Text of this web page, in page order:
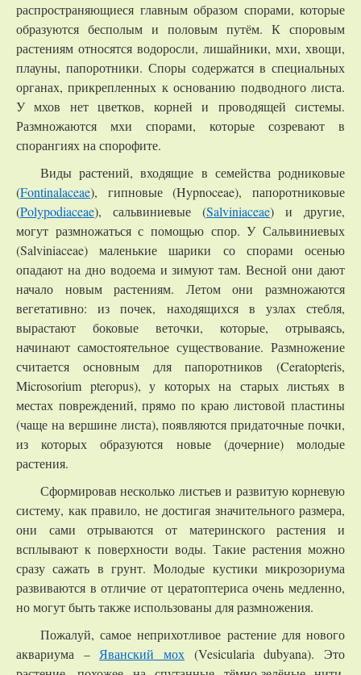
распространяющиеся главным образом спорами, которые
образуются бесполым и половым путём. К споровым
растениям относятся водоросли, лишайники, мхи, хвощи,
плауны, папоротники. Споры содержатся в специальных
органах, прикрепленных к основанию подводного листа.
У мхов нет цветков, корней и проводящей системы.
Размножаются мхи спорами, которые созревают в
спорангиях на спорофите.
Виды растений, входящие в семейства родниковые
(Fontinalaceae), гипновые (Hypnoceae), папоротниковые
(Polypodiaceae), сальвиниевые (Salviniaceae) и другие,
могут размножаться с помощью спор. У Сальвиниевых
(Salviniaceae) маленькие шарики со спорами осенью
опадают на дно водоема и зимуют там. Весной они дают
начало новым растениям. Летом они размножаются
вегетативно: из почек, находящихся в узлах стебля,
вырастают боковые веточки, которые, отрываясь,
начинают самостоятельное существование. Размножение
считается основным для папоротников (Ceratopteris,
Microsorium pteropus), у которых на старых листьях в
местах повреждений, прямо по краю листовой пластины
(чаще на вершине листа), появляются придаточные почки,
из которых образуются новые (дочерние) молодые
растения.
Сформировав несколько листьев и развитую корневую
систему, как правило, не достигая значительного размера,
они сами отрываются от материнского растения и
всплывают к поверхности воды. Такие растения можно
сразу сажать в грунт. Молодые кустики микрозориума
развиваются в отличие от цератоптериса очень медленно,
но могут быть также использованы для размножения.
Пожалуй, самое неприхотливое растение для нового
аквариума –Яванский мох (Vesicularia dubyana). Это